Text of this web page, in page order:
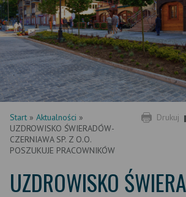
Drukuj
Start » Aktualności »
UZDROWISKO ŚWIERADÓW-
CZERNIAWA SP. Z O.O.
POSZUKUJE PRACOWNIKÓW
UZDROWISKO